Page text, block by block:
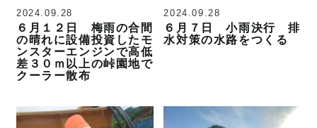
2024.09.28
６月１２日 梅雨の合間
の晴れに設備投資したモ
ンスターエンジンで高低
差３０ｍ以上の峠園地で
クーラー散布
2024.09.28
６月７日 小雨決行 排
水対策の水路をつくる